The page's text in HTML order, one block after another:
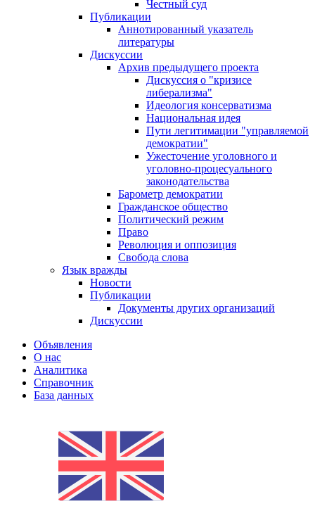
Честный суд
Публикации
Аннотированный указатель
литературы
Дискуссии
Архив предыдущего проекта
Дискуссия о "кризисе
либерализма"
Идеология консерватизма
Национальная идея
Пути легитимации "управляемой
демократии"
Ужесточение уголовного и
уголовно-процесуального
законодательства
Барометр демократии
Гражданское общество
Политический режим
Право
Революция и оппозиция
Свобода слова
Язык вражды
Новости
Публикации
Документы других организаций
Дискуссии
Объявления
О нас
Аналитика
Справочник
База данных